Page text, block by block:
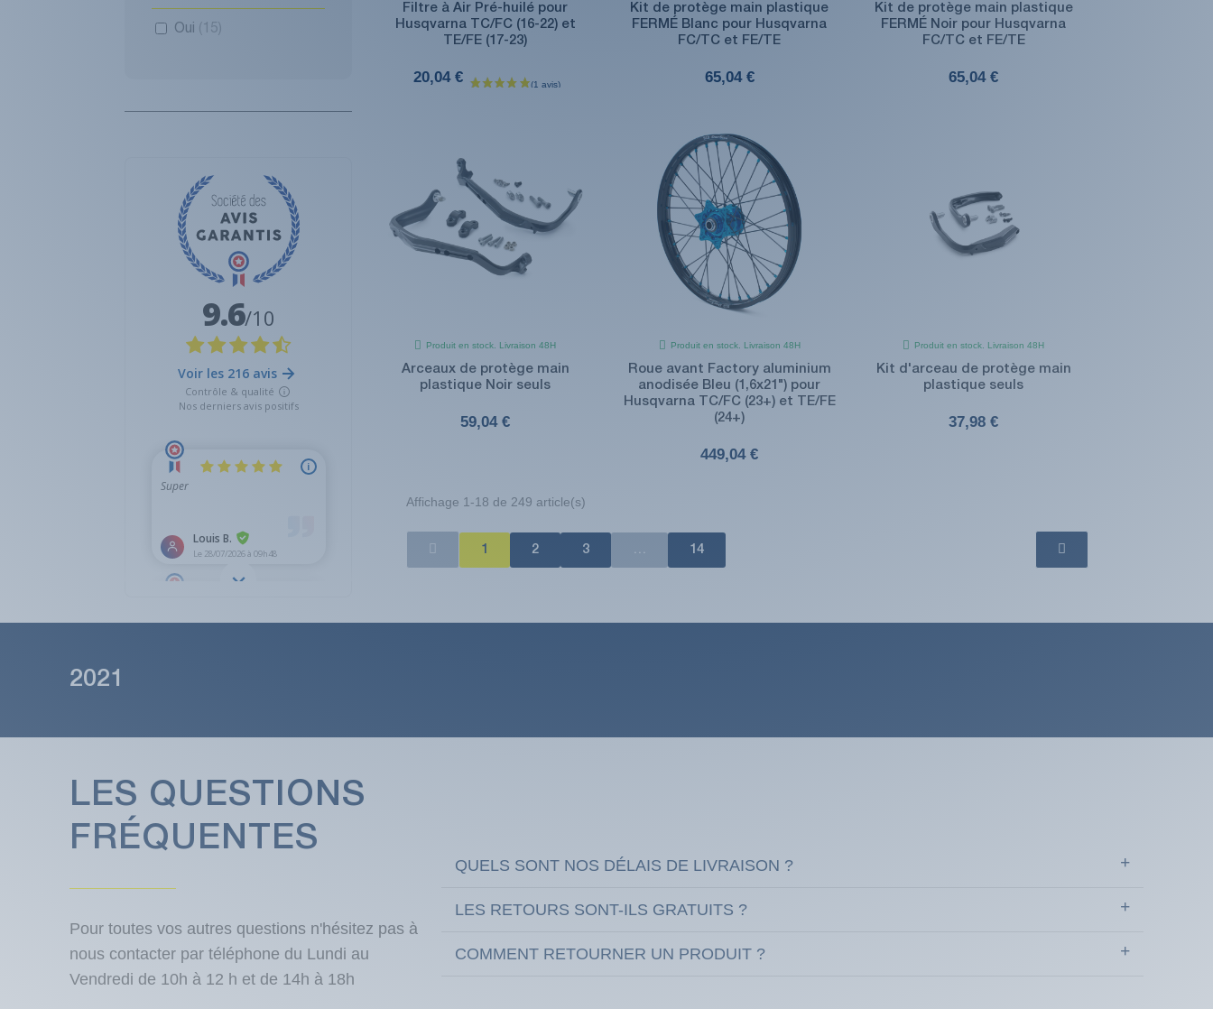
Oui (15)
Filtre à Air Pré-huilé pour
Husqvarna TC/FC (16-22) et
TE/FE (17-23)
20,04 €
Kit de protège main plastique
FERMÉ Blanc pour Husqvarna
FC/TC et FE/TE
65,04 €
Kit de protège main plastique
FERMÉ Noir pour Husqvarna
FC/TC et FE/TE
65,04 €
Produit en stock. Livraison 48H
Arceaux de protège main
plastique Noir seuls
59,04 €
Produit en stock. Livraison 48H
Roue avant Factory aluminium
anodisée Bleu (1,6x21") pour
Husqvarna TC/FC (23+) et TE/FE
(24+)
449,04 €
Produit en stock. Livraison 48H
Kit d'arceau de protège main
plastique seuls
37,98 €
Affichage 1-18 de 249 article(s)
1 2 3 … 14
2021
LES QUESTIONS
FRÉQUENTES
Pour toutes vos autres questions n'hésitez pas à
nous contacter par téléphone du Lundi au
Vendredi de 10h à 12 h et de 14h à 18h
QUELS SONT NOS DÉLAIS DE LIVRAISON ?
LES RETOURS SONT-ILS GRATUITS ?
COMMENT RETOURNER UN PRODUIT ?